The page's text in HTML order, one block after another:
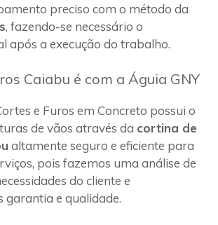
preciso com o método da
, fazendo-se necessário o
após a execução do trabalho.
Caiabu é com a Águia GNY
e Furos em Concreto possui o
de vãos através da cortina de
altamente seguro e eficiente para
pois fazemos uma análise de
do cliente e
e qualidade.